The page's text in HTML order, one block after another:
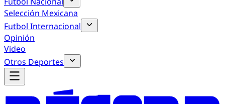
Selección Mexicana
Futbol Internacional
Opinión
Video
Otros Deportes